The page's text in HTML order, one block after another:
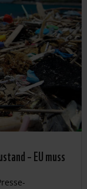
– EU muss